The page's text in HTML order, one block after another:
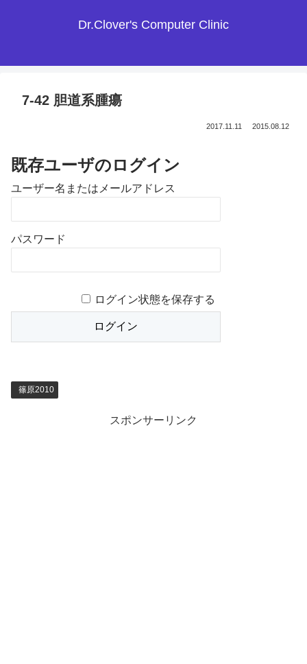
Dr.Clover's Computer Clinic
7-42 胆道系腫瘍
2017.11.11 2015.08.12
既存ユーザのログイン
ユーザー名またはメールアドレス
パスワード
ログイン状態を保存する
篠原2010
スポンサーリンク